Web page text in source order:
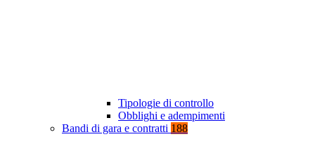
Tipologie di controllo
Obblighi e adempimenti
Bandi di gara e contratti 188